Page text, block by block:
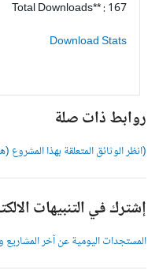
Total Downloads** : 167
Download Stats
روابط ذات صلة
(انظر الوثائق المتعلقة بهذا المشروع
إشترك في التنبيهات
المستجدات اليومية عن آخر المشاريع